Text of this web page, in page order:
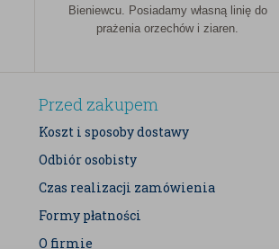
Bieniewcu. Posiadamy własną linię do
prażenia orzechów i ziaren.
Przed zakupem
Koszt i sposoby dostawy
Odbiór osobisty
Czas realizacji zamówienia
Formy płatności
O firmie